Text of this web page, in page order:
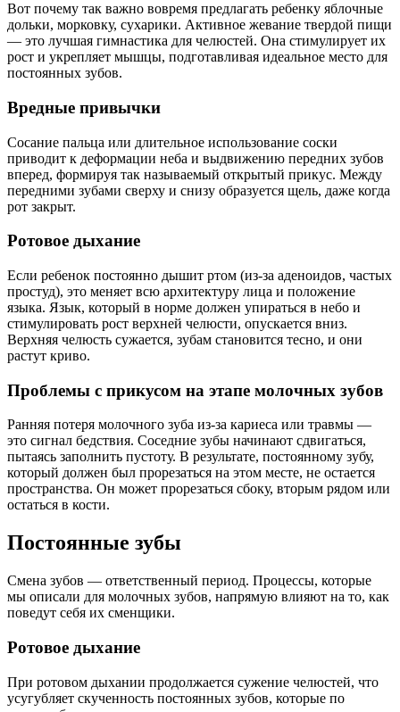
Вот почему так важно вовремя предлагать ребенку яблочные
дольки, морковку, сухарики. Активное жевание твердой пищи
— это лучшая гимнастика для челюстей. Она стимулирует их
рост и укрепляет мышцы, подготавливая идеальное место для
постоянных зубов.
Вредные привычки
Сосание пальца или длительное использование соски
приводит к деформации неба и выдвижению передних зубов
вперед, формируя так называемый открытый прикус. Между
передними зубами сверху и снизу образуется щель, даже когда
рот закрыт.
Ротовое дыхание
Если ребенок постоянно дышит ртом (из-за аденоидов, частых
простуд), это меняет всю архитектуру лица и положение
языка. Язык, который в норме должен упираться в небо и
стимулировать рост верхней челюсти, опускается вниз.
Верхняя челюсть сужается, зубам становится тесно, и они
растут криво.
Проблемы с прикусом на этапе молочных зубов
Ранняя потеря молочного зуба из-за кариеса или травмы —
это сигнал бедствия. Соседние зубы начинают сдвигаться,
пытаясь заполнить пустоту. В результате, постоянному зубу,
который должен был прорезаться на этом месте, не остается
пространства. Он может прорезаться сбоку, вторым рядом или
остаться в кости.
Постоянные зубы
Смена зубов — ответственный период. Процессы, которые
мы описали для молочных зубов, напрямую влияют на то, как
поведут себя их сменщики.
Ротовое дыхание
При ротовом дыхании продолжается сужение челюстей, что
усугубляет скученность постоянных зубов, которые по